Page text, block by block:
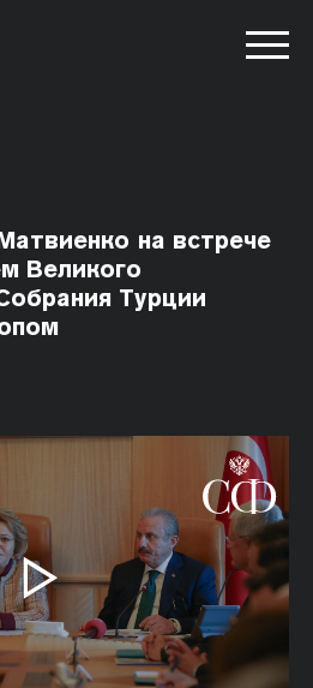
на встрече
Великого
Турции